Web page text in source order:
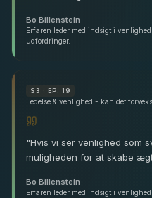
Bo Billenstein
Erfaren leder med indsigt i
udfordringer.
S3 · EP. 19
"Hvis vi ser venlighed som
muligheden for at skabe
Bo Billenstein
Erfaren leder med indsigt i